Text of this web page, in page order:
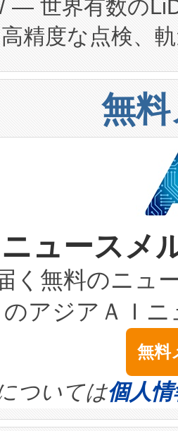
、施設設計・
転および知的
ングカリキュ
用化段階におけ
び立ち上げ調整
のバイオ
品について、自
能性もあります
4億ドルかか
（CEO）であ
fully-connected
れば、6,000万
効率性は、フェ
自のAI搭載プラ
、運用に至る
、確保する事
データセンター
きな負担をかけ
軽減という課題
速にし、ピーク
用可能な電力容
貢献します。こ
契約（SLA）違
劣化によるダウ
ータセンターが
provides a
for AI
ensure battery
— 世界有数の
精度な点検、
けるバルク材
「Avia 2」を発
1,000メート
を切り替えるこ
などの細かな対
ポットにより、
豊かなディテー
囲を検出
ーザーを搭載。
を実現すること
モードでは、
出でき、これ
無
ニュース
く無料のニュ
のアジアＡＩ
無料
ついては個人